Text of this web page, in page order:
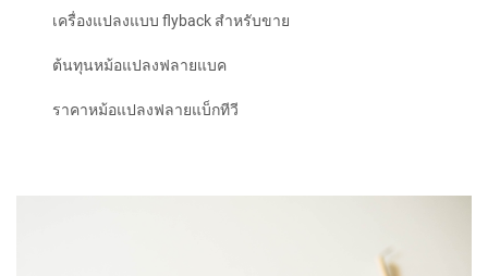
เครื่องแปลงแบบ flyback สําหรับขาย
ต้นทุนหม้อแปลงฟลายแบค
ราคาหม้อแปลงฟลายแบ็กทีวี